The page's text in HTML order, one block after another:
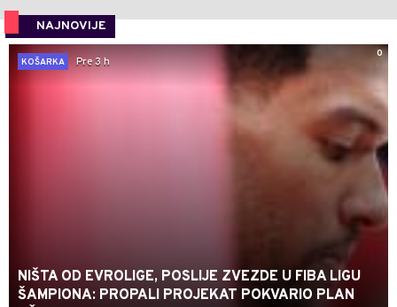
NAJNOVIJE
0
KOŠARKA
Pre 3 h
NIŠTA OD EVROLIGE, POSLIJE ZVEZDE U FIBA LIGU
ŠAMPIONA: PROPALI PROJEKAT POKVARIO PLAN